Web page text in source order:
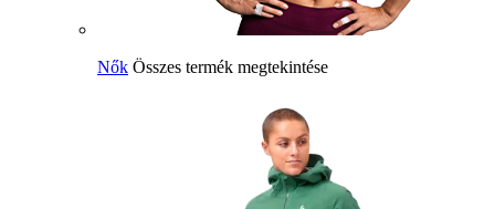
Nők Összes termék megtekintése